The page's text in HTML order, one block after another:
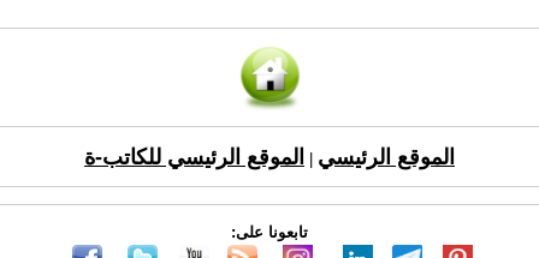
الموقع الرئيسي الموقع الرئيسي للكاتب-ة
تابعونا على: